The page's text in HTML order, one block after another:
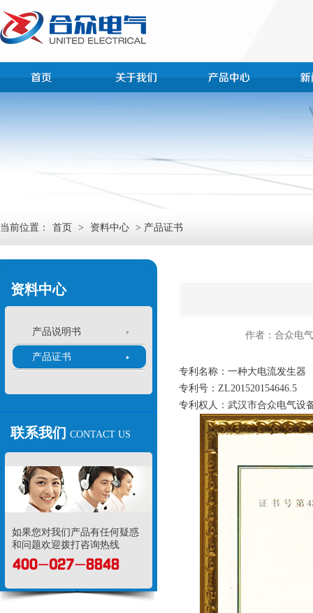
当前位置： 首页 > 资料中心 > 产品证书
资料中心
产品说明书
产品证书
联系我们 CONTACT US
如果您对我们产品有任何疑惑
和问题欢迎拨打咨询热线
作者：合众电
专利名称：一种大电流发生器
专利号：ZL201520154646.5
专利权人：武汉市合众电气设